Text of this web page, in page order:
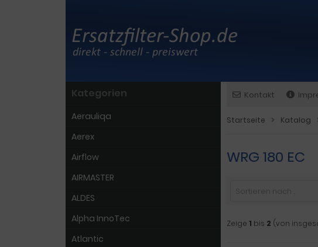
Kontakt
Startseite Katalog
WRG 180 EC
Sortieren nach ...
Zeige 1 bis 2 (von
Kategorien
Aerauliqa
Aerex
Airflow
AIRMASTER
ALDES
Alpha InnoTec
Atlantic